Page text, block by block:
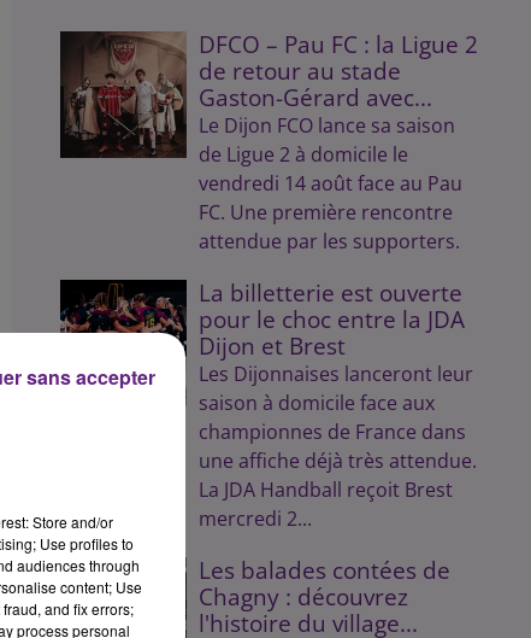
DFCO – Pau FC : la Ligue 2
de retour au stade
Gaston-Gérard avec...
Le Dijon FCO lance sa saison
de Ligue 2 à domicile le
vendredi 14 août face au Pau
FC. Une première rencontre
attendue par les supporters.
La billetterie est ouverte
pour le choc entre la JDA
Dijon et Brest
Les Dijonnaises lanceront leur
saison à domicile face aux
championnes de France dans
une affiche déjà très attendue.
La JDA Handball reçoit Brest
mercredi 2...
Les balades contées de
Chagny : découvrez
l'histoire du village...
Store and/or
Use profiles to
audiences through
content; Use
and fix errors;
process personal
sans accepter